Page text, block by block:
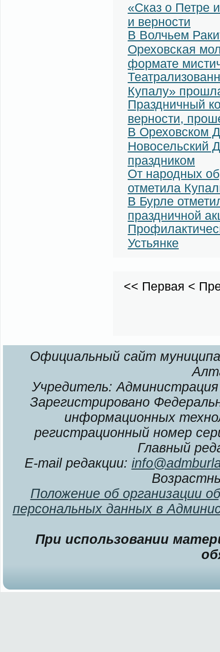
«Сказ о Петре
и верности
В Волчьем
Ореховская
формате
Купалу»
Праздничный
верности,
В Ореховском
Новосельский
праздником
От народных
отметила
В Бурле
праздничной
Устьянке
<< Первая <
Официальный сайт
Учредитель: Администрация
Зарегистрировано
информационных
регистрационный номер
Главный
E-mail редакции:
Положение об организации
персональных данных в
При использовании